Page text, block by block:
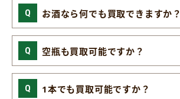
お酒なら何でも買取できますか？
空瓶も買取可能ですか？
1本でも買取可能ですか？